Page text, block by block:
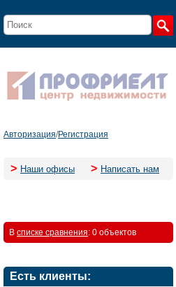
Авторизация/Регистрация
> Наши офисы > Написать нам
В списке сравнения: 0 объектов
Есть клиенты: